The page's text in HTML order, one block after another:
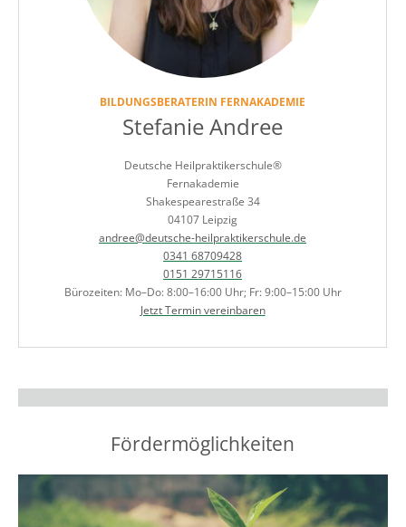
BILDUNGSBERATERIN FERNAKADEMIE
Stefanie Andree
Deutsche Heilpraktikerschule®
Fernakademie
Shakespearestraße 34
04107 Leipzig
andree@deutsche-heilpraktikerschule.de
0341 68709428
0151 29715116
Bürozeiten: Mo–Do: 8:00–16:00 Uhr; Fr: 9:00–15:00 Uhr
Jetzt Termin vereinbaren
Fördermöglichkeiten